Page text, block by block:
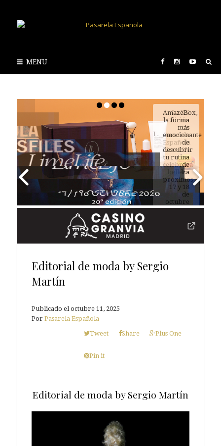
MENU
AmazeBox,
la forma
más
emocionante
de
descubrir
tu rutina
de
belleza
Editorial de moda by Sergio
Martín
Publicado eloctubre 11, 2025
Por Pasarela Española
Tweet
Share Plus One
Pin it
Editorial de moda by Sergio Martín